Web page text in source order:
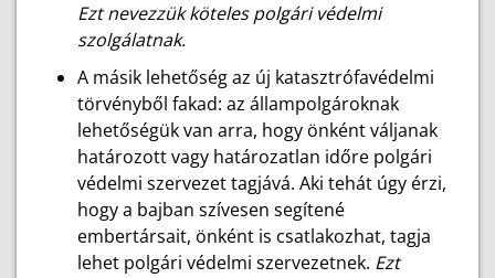
Ezt nevezzük köteles polgári védelmi
szolgálatnak.
A másik lehetőség az új katasztrófavédelmi
törvényből fakad: az állampolgároknak
lehetőségük van arra, hogy önként váljanak
határozott vagy határozatlan időre polgári
védelmi szervezet tagjává. Aki tehát úgy érzi,
hogy a bajban szívesen segítené
embertársait, önként is csatlakozhat, tagja
lehet polgári védelmi szervezetnek. Ezt